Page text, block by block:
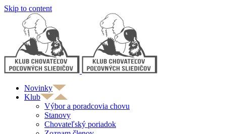
Skip to content
Novinky
Klub
Výbor a poradcovia chovu
Stanovy
Chovateľský poriadok